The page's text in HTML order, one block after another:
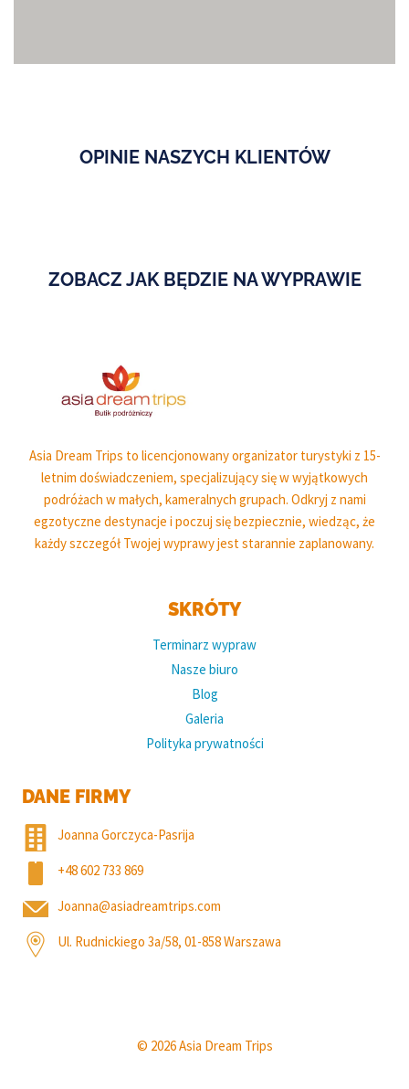
OPINIE NASZYCH KLIENTÓW
ZOBACZ JAK BĘDZIE NA WYPRAWIE
Asia Dream Trips to licencjonowany organizator turystyki z 15-
letnim doświadczeniem, specjalizujący się w wyjątkowych
podróżach w małych, kameralnych grupach. Odkryj z nami
egzotyczne destynacje i poczuj się bezpiecznie, wiedząc, że
każdy szczegół Twojej wyprawy jest starannie zaplanowany.
SKRÓTY
Terminarz wypraw
Nasze biuro
Blog
Galeria
Polityka prywatności
DANE FIRMY
Joanna Gorczyca-Pasrija
+48 602 733 869
Joanna@asiadreamtrips.com
Ul. Rudnickiego 3a/58, 01-858 Warszawa
© 2026 Asia Dream Trips